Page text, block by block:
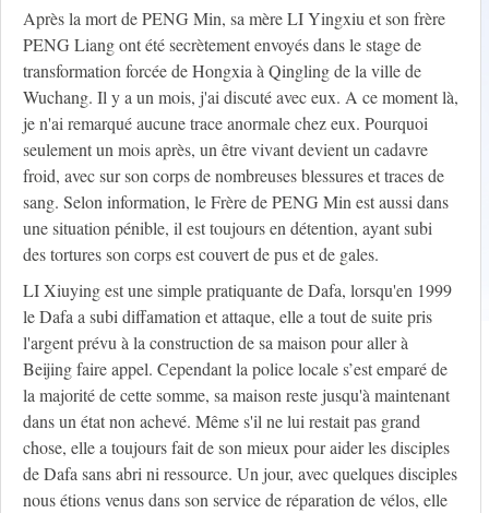
Après la mort de PENG Min, sa mère LI Yingxiu et son frère
PENG Liang ont été secrètement envoyés dans le stage de
transformation forcée de Hongxia à Qingling de la ville de
Wuchang. Il y a un mois, j'ai discuté avec eux. A ce moment là,
je n'ai remarqué aucune trace anormale chez eux. Pourquoi
seulement un mois après, un être vivant devient un cadavre
froid, avec sur son corps de nombreuses blessures et traces de
sang. Selon information, le Frère de PENG Min est aussi dans
une situation pénible, il est toujours en détention, ayant subi
des tortures son corps est couvert de pus et de gales.
LI Xiuying est une simple pratiquante de Dafa, lorsqu'en 1999
le Dafa a subi diffamation et attaque, elle a tout de suite pris
l'argent prévu à la construction de sa maison pour aller à
Beijing faire appel. Cependant la police locale s’est emparé de
la majorité de cette somme, sa maison reste jusqu'à maintenant
dans un état non achevé. Même s'il ne lui restait pas grand
chose, elle a toujours fait de son mieux pour aider les disciples
de Dafa sans abri ni ressource. Un jour, avec quelques disciples
nous étions venus dans son service de réparation de vélos, elle